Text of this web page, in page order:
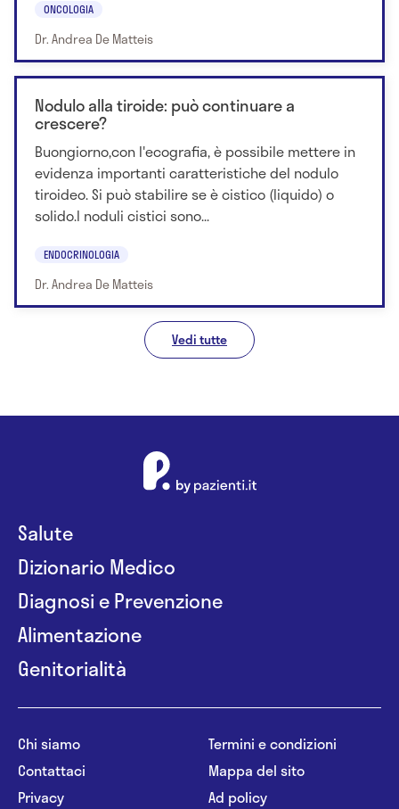
ONCOLOGIA
Dr. Andrea De Matteis
Nodulo alla tiroide: può continuare a
crescere?
Buongiorno,con l'ecografia, è possibile mettere in
evidenza importanti caratteristiche del nodulo
tiroideo. Si può stabilire se è cistico (liquido) o
solido.I noduli cistici sono...
ENDOCRINOLOGIA
Dr. Andrea De Matteis
Vedi tutte
Salute
Dizionario Medico
Diagnosi e Prevenzione
Alimentazione
Genitorialità
Chi siamo
Contattaci
Privacy
Termini e condizioni
Mappa del sito
Ad policy